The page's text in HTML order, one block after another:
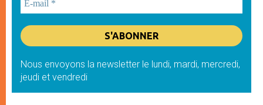
Nous envoyons la newsletter le lundi, mardi, mercredi,
jeudi et vendredi